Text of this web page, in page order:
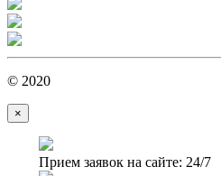
© 2020
×
Прием заявок на сайте: 24/7